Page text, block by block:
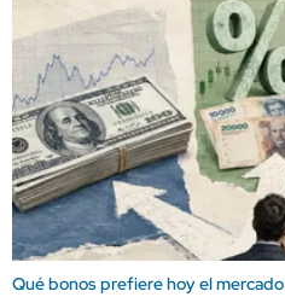
Qué bonos prefiere hoy el mercado